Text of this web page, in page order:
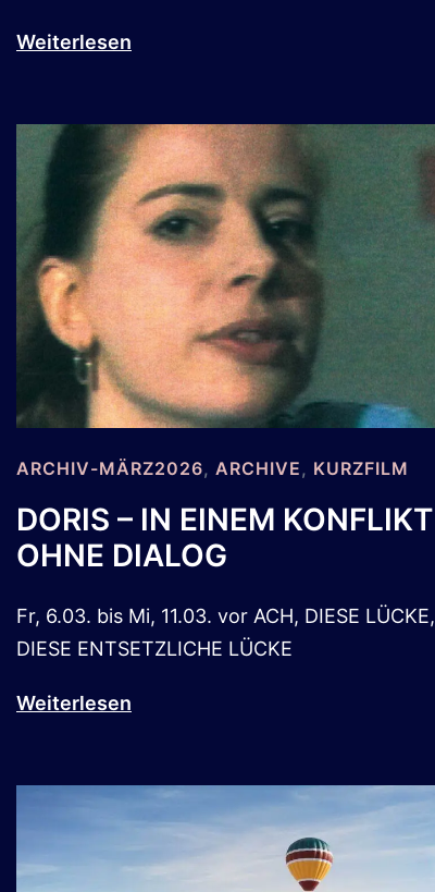
Weiterlesen
ARCHIV-MÄRZ2026, ARCHIVE , KURZFILM
DORIS – IN EINEM KONFLIKT
OHNE DIALOG
Fr, 6.03. bis Mi, 11.03. vor ACH, DIESE LÜCKE,
DIESE ENTSETZLICHE LÜCKE
Weiterlesen